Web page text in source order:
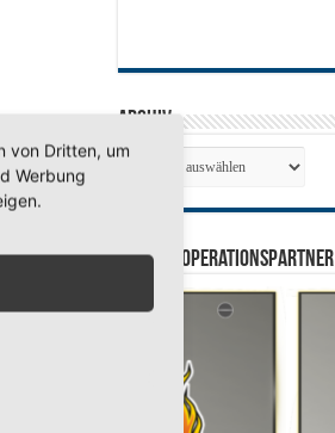
Archiv
SV 70 Kooperationspartner
von Dritten, um
Werbung